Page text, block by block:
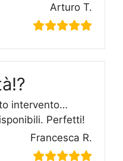
Arturo T.
intervento…
Perfetti!
Francesca R.